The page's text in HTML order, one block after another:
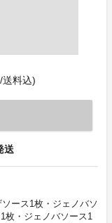
送料込)
送
ース1枚・ジェノバソ
枚・ジェノバソース1